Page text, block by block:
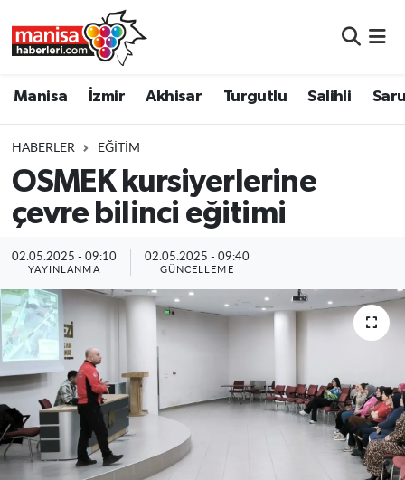
Manisa İzmir Akhisar Turgutlu Salihli
HABERLER EĞITIM
OSMEK kursiyerlerine
çevre bilinci eğitimi
02.05.2025 - 09:10
YAYINLANMA
02.05.2025 - 09:40
GÜNCELLEME
Turgutlu
Salihli
Saruhanlı
Soma
Resmi İlanlar
Manisa Nöbetçi Eczaneler
Manisa Trafik Yoğunluk Haritası
Süper Lig Puan Durumu ve Fikstür
Tüm Manşetler
Son Dakika Haberleri
Haber Arşivi